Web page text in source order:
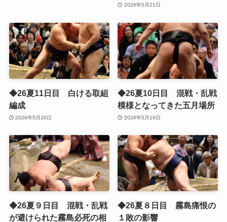
2026年5月21日
◆26夏11日目 白ける取組
編成
2026年5月20日
◆26夏10日目 混戦・乱戦
模様となってきた五月場所
2026年5月19日
◆26夏９日目 混戦・乱戦
が避けられた霧島必死の相
◆26夏８日目 霧島痛恨の
１敗の影響